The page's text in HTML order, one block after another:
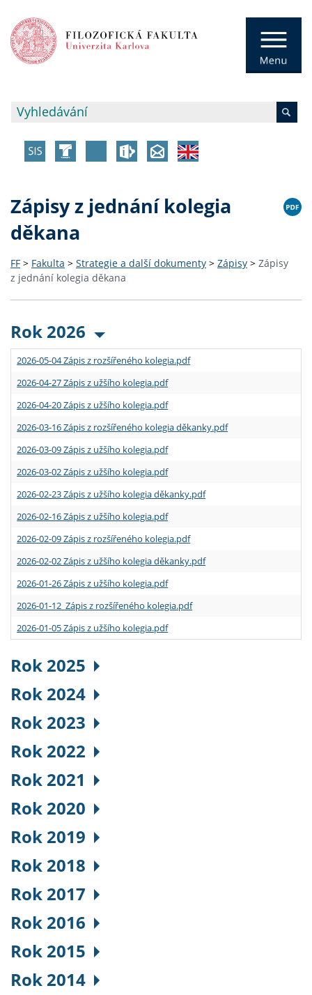
Zápisy z jednání kolegia
děkana
FF > Fakulta > Strategie a další dokumenty > Zápisy > Zápisy
z jednání kolegia děkana
Rok 2026
2026-05-04 Zápis z rozšířeného kolegia.pdf
2026-04-27 Zápis z užšího kolegia.pdf
2026-04-20 Zápis z užšího kolegia.pdf
2026-03-16 Zápis z rozšířeného kolegia děkanky.pdf
2026-03-09 Zápis z užšího kolegia.pdf
2026-03-02 Zápis z užšího kolegia.pdf
2026-02-23 Zápis z užšího kolegia děkanky.pdf
2026-02-16 Zápis z užšího kolegia.pdf
2026-02-09 Zápis z rozšířeného kolegia.pdf
2026-02-02 Zápis z užšího kolegia děkanky.pdf
2026-01-26 Zápis z užšího kolegia.pdf
2026-01-12 Zápis z rozšířeného kolegia.pdf
2026-01-05 Zápis z užšího kolegia.pdf
Rok 2025
Rok 2024
Rok 2023
Rok 2022
Rok 2021
Rok 2020
Rok 2019
Rok 2018
Rok 2017
Rok 2016
Rok 2015
Rok 2014